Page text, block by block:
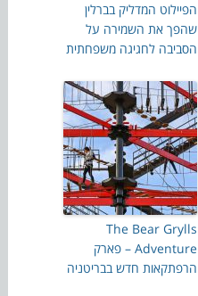
הפיילוט המדליק בברלין
שהפך את השמירה על
הסביבה לחגיגה משפחתית
The Bear Grylls
Adventure – פארק
הרפתקאות חדש בבריטניה